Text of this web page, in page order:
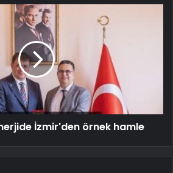
İzmir'den örnek hamle